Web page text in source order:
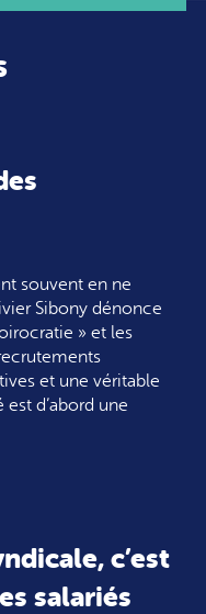
souvent en ne
Sibony dénonce
» et les
et une véritable
est d’abord une
c’est
salariés